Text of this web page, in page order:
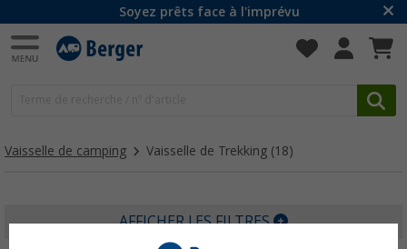
Soyez prêts face à l'imprévu
Vaisselle de camping Vaisselle de Trekking (18)
AFFICHER LES FILTRES